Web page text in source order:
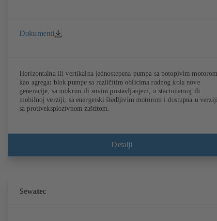
Dokumenti
Horizontalna ili vertikalna jednostepena pumpa sa potopivim
kao agregat blok pumpe sa različitim oblicima radnog kola nove
generacije, sa mokrim ili suvim postavljanjem, u stacionarnoj ili
mobilnoj verziji, sa energetski štedljivim motorom i dostupna u
sa protiveksplozivnom zaštitom.
Detalji
Sewatec